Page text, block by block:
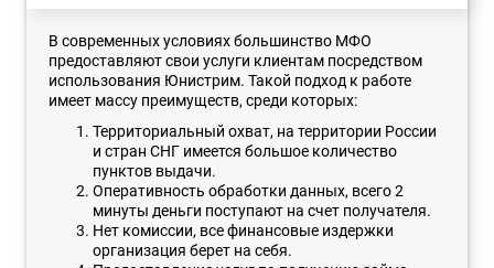
В современных условиях большинство МФО
предоставляют свои услуги клиентам посредством
использования Юнистрим. Такой подход к работе
имеет массу преимуществ, среди которых:
Территориальный охват, на территории России
и стран СНГ имеется большое количество
пунктов выдачи.
Оперативность обработки данных, всего 2
минуты деньги поступают на счет получателя.
Нет комиссии, все финансовые издержки
организация берет на себя.